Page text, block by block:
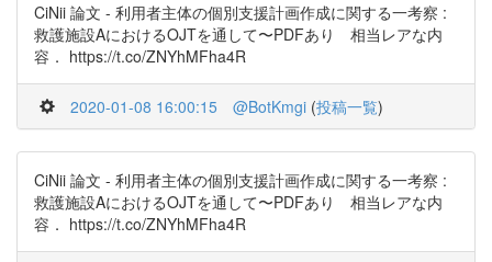
CiNii 論文 - 利用者主体の個別支援計画作成に関する一考察 :
救護施設AにおけるOJTを通して〜PDFあり 相当レアな内
容． https://t.co/ZNYhMFha4R
2020-01-08 16:00:15 @BotKmgi (投稿一覧)
CiNii 論文 - 利用者主体の個別支援計画作成に関する一考察 :
救護施設AにおけるOJTを通して〜PDFあり 相当レアな内
容． https://t.co/ZNYhMFha4R